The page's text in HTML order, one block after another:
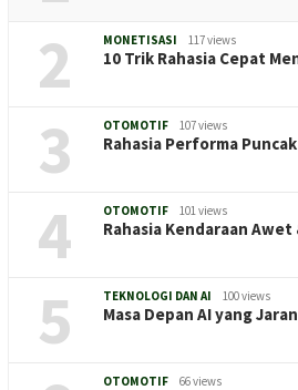
2 MONETISASI 117 views
10 Trik Rahasia Cepat
3 OTOMOTIF 107 views
Rahasia Performa
4 OTOMOTIF 101 views
Rahasia Kendaraan
5 TEKNOLOGI DAN AI 100 views
Masa Depan AI yang
OTOMOTIF 66 views